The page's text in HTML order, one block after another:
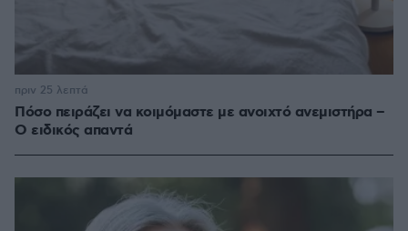
Πόσο πειράζει να κοιμόμαστε με ανοιχτό ανεμιστήρα –
Ο ειδικός απαντά
πριν 25 λεπτά